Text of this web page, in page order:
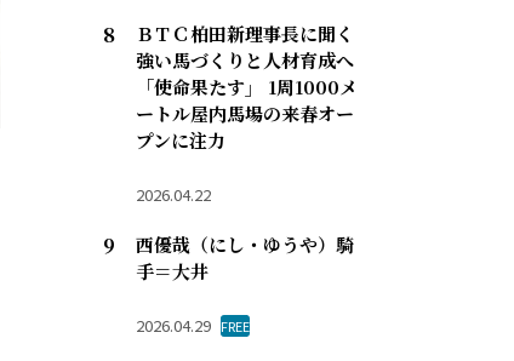
ＢＴＣ柏田新理事長に聞く
強い馬づくりと人材育成へ
「使命果たす」 1周1000メ
ートル屋内馬場の来春オー
プンに注力
2026.04.22
西優哉（にし・ゆうや）騎
手＝大井
2026.04.29 FREE